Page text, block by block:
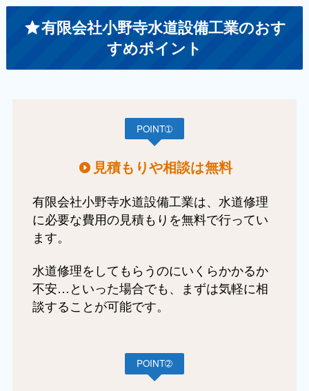
有限会社小野寺水道設備工業のおす
すめポイント
POINT➀
見積もりや相談は無料
有限会社小野寺水道設備工業は、水道修理
に必要な費用の見積もりを無料で行ってい
ます。
水道修理をしてもらうのにいくらかかるか
不安…といった場合でも、まずは気軽に相
談することが可能です。
POINT➁